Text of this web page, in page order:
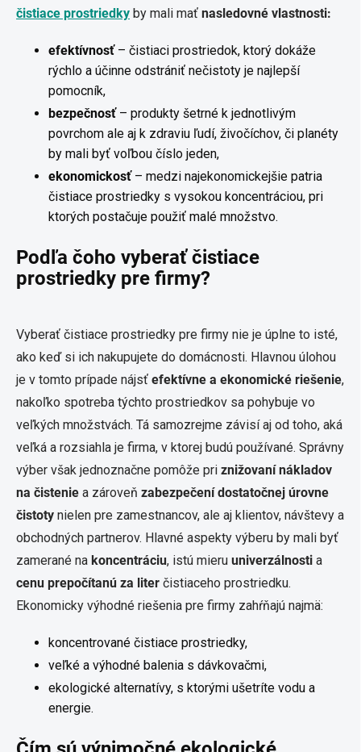
čistiace prostriedky by mali mať nasledovné vlastnosti:
efektívnosť – čistiaci prostriedok, ktorý dokáže
rýchlo a účinne odstrániť nečistoty je najlepší
pomocník,
bezpečnosť– produkty šetrné k jednotlivým
povrchom ale aj k zdraviu ľudí, živočíchov, či planéty
by mali byť voľbou číslo jeden,
ekonomickosť– medzi najekonomickejšie patria
čistiace prostriedky s vysokou koncentráciou, pri
ktorých postačuje použiť malé množstvo.
Podľa čoho vyberať čistiace
prostriedky pre firmy?
Vyberať čistiace prostriedky pre firmy nie je úplne to isté,
ako keď si ich nakupujete do domácnosti. Hlavnou úlohou
je v tomto prípade nájsť efektívne a ekonomické riešenie,
nakoľko spotreba týchto prostriedkov sa pohybuje vo
veľkých množstvách. Tá samozrejme závisí aj od toho, aká
veľká a rozsiahla je firma, v ktorej budú používané. Správny
výber však jednoznačne pomôže pri znižovaní nákladov
na čistenie a zároveň zabezpečení dostatočnej úrovne
čistoty nielen pre zamestnancov, ale aj klientov, návštevy a
obchodných partnerov. Hlavné aspekty výberu by mali byť
zamerané na koncentráciu, istú mieru univerzálnosti a
cenu prepočítanú za liter čistiaceho prostriedku.
Ekonomicky výhodné riešenia pre firmy zahŕňajú najmä:
koncentrované čistiace prostriedky,
veľké a výhodné balenia s dávkovačmi,
ekologické alternatívy, s ktorými ušetríte vodu a
energie.